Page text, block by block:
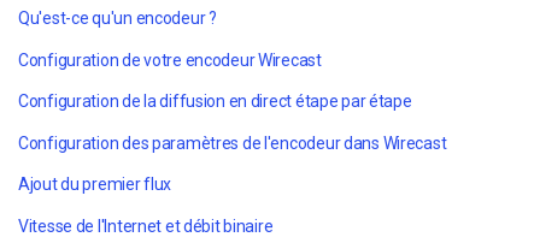
Qu'est-ce qu'un encodeur ?
Configuration de votre encodeur Wirecast
Configuration de la diffusion en direct étape par étape
Configuration des paramètres de l'encodeur dans Wirecast
Ajout du premier flux
Vitesse de l'Internet et débit binaire